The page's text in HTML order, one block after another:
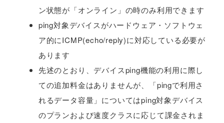
ン状態が「オンライン」の時のみ利用できます
ping対象デバイスがハードウェア・ソフトウェ
ア的にICMP(echo/reply)に対応している必要が
あります
先述のとおり、デバイスping機能の利用に際し
ての追加料金はありませんが、「pingで利用さ
れるデータ容量」についてはping対象デバイス
のプランおよび速度クラスに応じて課金されま